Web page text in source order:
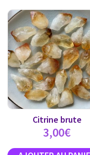
Citrine brute
3,00€